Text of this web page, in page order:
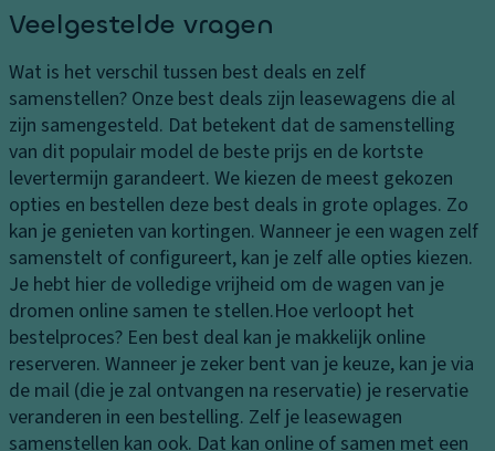
a
p
e
n
K
o
pl
a
m
p
b
e
di
e
ni
k
e
er
h
ul
p
Vl
o
er
b
e
kl
e
di
n
g
kt
r
o
ni
s
c
h
e
tr
a
ct
ie
c
o
n
tr
ol
Veelgestelde vragen
Wat is het verschil tussen best deals en zelf
samenstellen? Onze best deals zijn leasewagens die al
zijn samengesteld. Dat betekent dat de samenstelling
van dit populair model de beste prijs en de kortste
levertermijn garandeert. We kiezen de meest gekozen
opties en bestellen deze best deals in grote oplages. Zo
kan je genieten van kortingen. Wanneer je een wagen zelf
samenstelt of configureert, kan je zelf alle opties kiezen.
Je hebt hier de volledige vrijheid om de wagen van je
dromen online samen te stellen.Hoe verloopt het
bestelproces? Een best deal kan je makkelijk online
reserveren. Wanneer je zeker bent van je keuze, kan je via
de mail (die je zal ontvangen na reservatie) je reservatie
veranderen in een bestelling. Zelf je leasewagen
samenstellen kan ook. Dat kan online of samen met een